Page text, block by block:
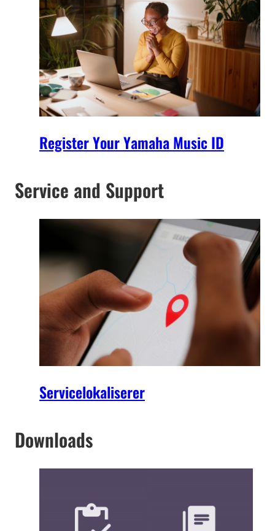
Register Your Yamaha Music ID
Service and Support
Servicelokaliserer
Downloads